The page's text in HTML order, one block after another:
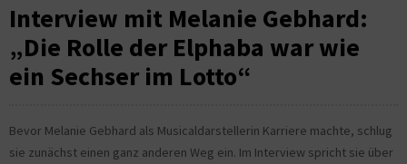
Interview mit Melanie Gebhard:
„Die Rolle der Elphaba war wie
ein Sechser im Lotto“
Bevor Melanie Gebhard als Musicaldarstellerin Karriere machte, schlug
sie zunächst einen ganz anderen Weg ein. Im Interview spricht sie über